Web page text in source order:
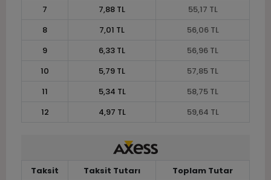
7
7,88 TL
55,17 TL
8
7,01 TL
56,06 TL
9
6,33 TL
56,96 TL
10
5,79 TL
57,85 TL
11
5,34 TL
58,75 TL
12
4,97 TL 59,64 TL
Taksit Taksit Tutarı
Toplam Tutar